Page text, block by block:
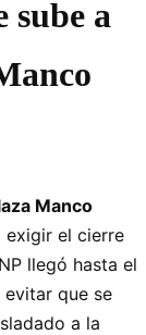
sube a
Manco
exigir el cierre
llegó hasta el
que se
a la